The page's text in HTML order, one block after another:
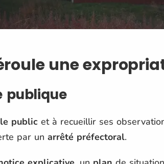
une
publique
public et à recueillir ses
par un arrêté préfectoral.